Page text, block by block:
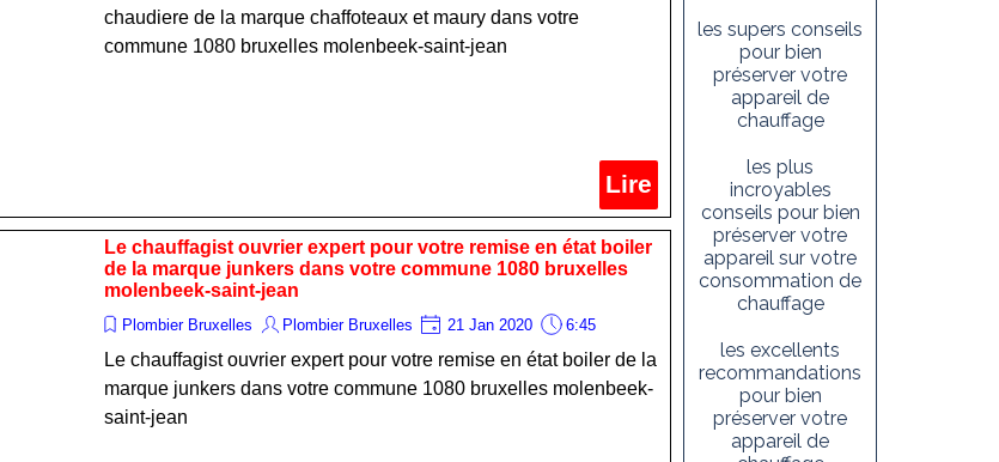
chaudiere de la marque chaffoteaux et maury dans votre
commune 1080 bruxelles molenbeek-saint-jean
Lire
Le chauffagist ouvrier expert pour votre remise en état boiler
de la marque junkers dans votre commune 1080 bruxelles
molenbeek-saint-jean
Plombier Bruxelles Plombier Bruxelles 21 Jan 2020 6:45
Le chauffagist ouvrier expert pour votre remise en état boiler de la
marque junkers dans votre commune 1080 bruxelles molenbeek-
saint-jean
les supers conseils
pour bien
préserver votre
appareil de
chauffage
les plus
incroyables
conseils pour bien
préserver votre
appareil sur votre
consommation de
chauffage
les excellents
recommandations
pour bien
préserver votre
appareil de